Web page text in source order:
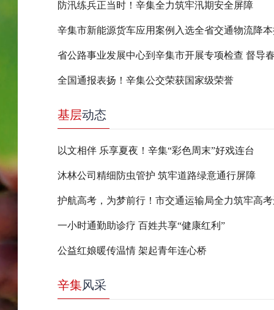
防汛练兵正当时！辛集全力筑牢汛期安全屏障
全国通报表扬！辛集公交荣获国家级荣誉
基层动态
以文相伴 乐享夏夜！辛集“彩色周末”好戏连台
沐林公司精细防虫管护 筑牢道路绿意通行屏障
一小时通勤助诊疗 百姓共享“健康红利”
公益红娘暖传温情 架起青年连心桥
辛集风采